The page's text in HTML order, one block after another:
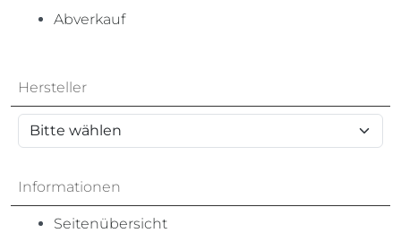
Abverkauf
Hersteller
Informationen
Seitenübersicht